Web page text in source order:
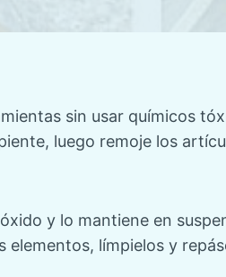
sin usar químicos
luego remoje los
y lo mantiene en
elementos, límpielos y